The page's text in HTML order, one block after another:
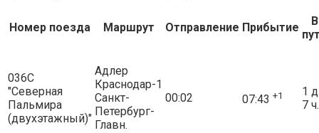
Номер поезда Маршрут Отправление Прибытие
В
036С
"Северная
Пальмира
(двухэтажный)"
Адлер
Краснодар-1
Санкт-
Петербург-
Главн.
00:02 07:43 +1
1
7 ч.